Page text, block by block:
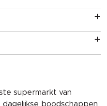
supermarkt van
dagelijkse boodschappen